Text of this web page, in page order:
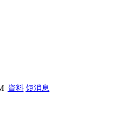
資料 短消息